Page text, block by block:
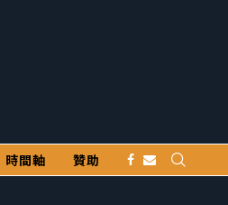
時間軸 贊助